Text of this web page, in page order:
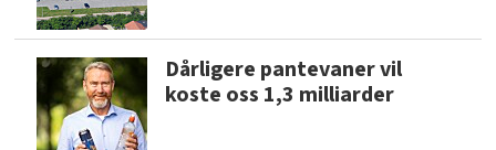
Dårligere pantevaner vil
koste oss 1,3 milliarder